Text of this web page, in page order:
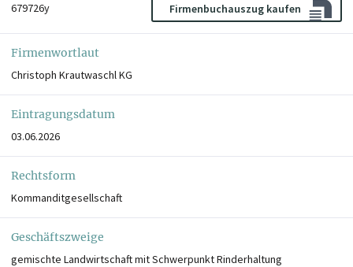
679726y
Firmenbuchauszug kaufen
Firmenwortlaut
Christoph Krautwaschl KG
Eintragungsdatum
03.06.2026
Rechtsform
Kommanditgesellschaft
Geschäftszweige
gemischte Landwirtschaft mit Schwerpunkt Rinderhaltung